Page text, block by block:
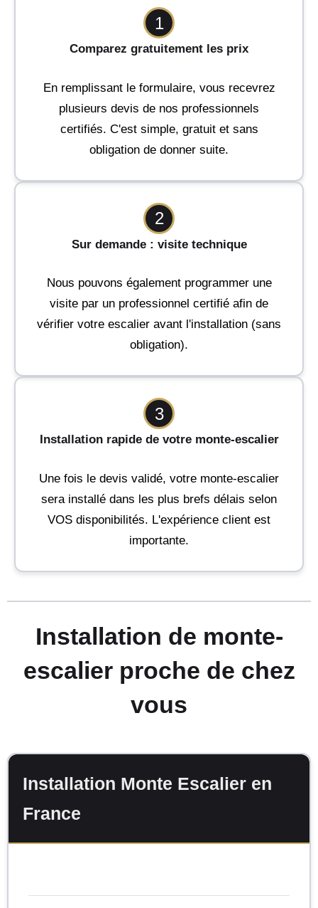
1
Comparez gratuitement les prix
En remplissant le formulaire, vous recevrez
plusieurs devis de nos professionnels
certifiés. C'est simple, gratuit et sans
obligation de donner suite.
2
Sur demande : visite technique
Nous pouvons également programmer une
visite par un professionnel certifié afin de
vérifier votre escalier avant l'installation (sans
obligation).
3
Installation rapide de votre monte-escalier
Une fois le devis validé, votre monte-escalier
sera installé dans les plus brefs délais selon
VOS disponibilités. L'expérience client est
importante.
Installation de monte-
escalier proche de chez
vous
Installation Monte Escalier en
France